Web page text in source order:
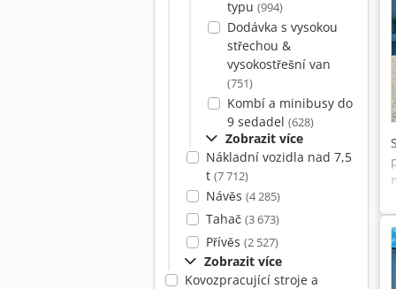
typu (994)
Dodávka s vysokou
střechou &
vysokostřešní van
(751)
Kombí a minibusy do
9 sedadel (628)
Zobrazit více
Nákladní vozidla nad 7,5
t (7 712)
Návěs (4 285)
Tahač (3 673)
Přívěs (2 527)
Zobrazit více
Kovozpracující stroje a